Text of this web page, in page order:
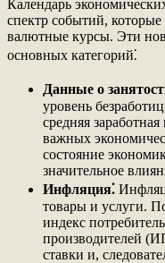
Календарь
спектр событий,
валютные курсы. Эти
основных категорий⁚
Данные о
уровень
средняя
важных
состояние
значительное
Инфляция⁚
товары и услуги.
индекс
производителей
ставки и,